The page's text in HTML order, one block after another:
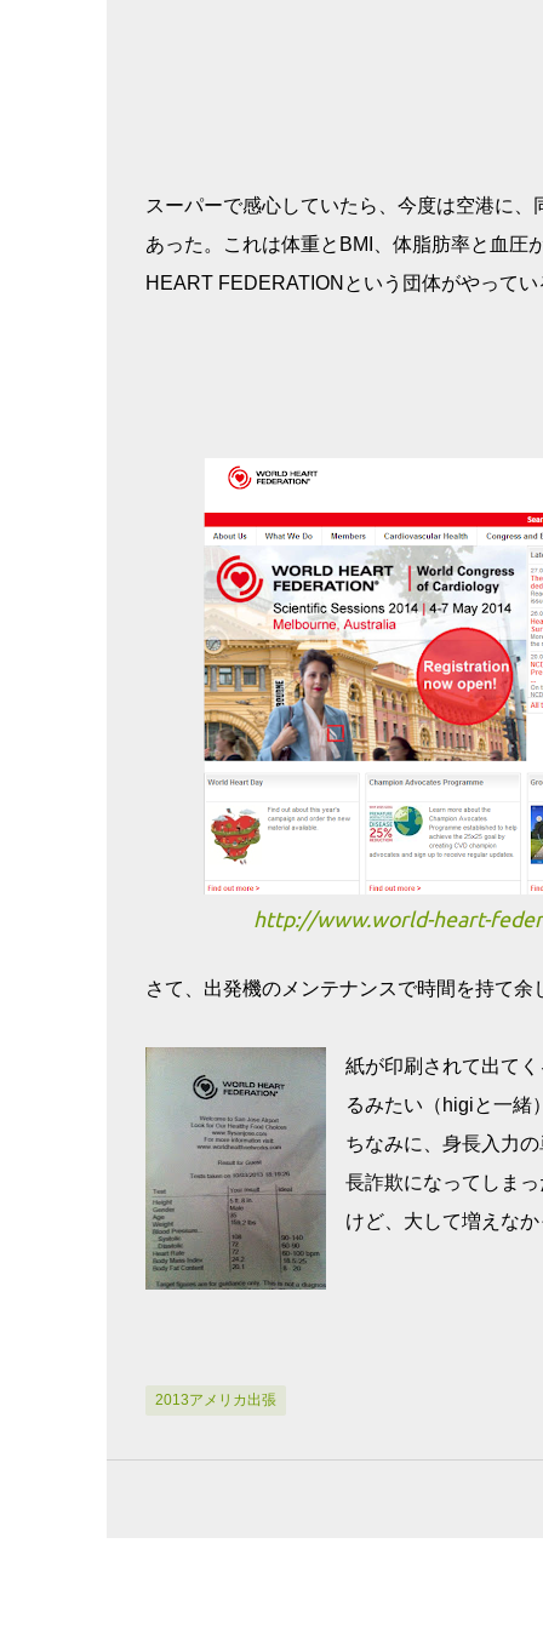
スーパーで感心していたら、今度は空港に、
あった。これは体重とBMI、体脂肪率と血圧
HEART FEDERATIONという団体がやってい
http://www.world-heart-
さて、出発機のメンテナンスで時間を持て
紙が印刷されて出て
るみたい（higiと一緒
ちなみに、身長入力
長詐欺になってしま
けど、大して増えな
2013アメリカ出張